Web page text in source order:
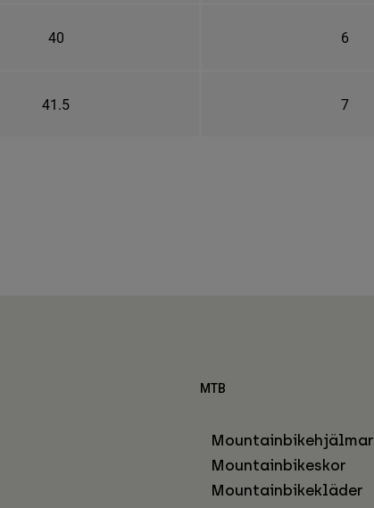
40 6
41.5 7
MTB
Mountainbikehjälmar
Mountainbikeskor
Mountainbikekläder